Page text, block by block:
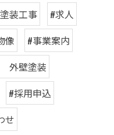
装工事
#求人
像
#事業案内
外壁塗装
#採用申込
せ